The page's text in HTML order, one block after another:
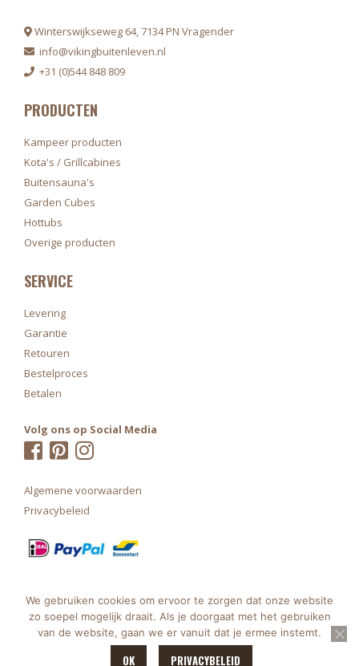
We gebruiken cookies om ervoor te zorgen dat onze website
zo soepel mogelijk draait. Als je doorgaat met het gebruiken
van de website, gaan we er vanuit dat je ermee instemt.
OK PRIVACYBELEID
Winterswijkseweg 64, 7134 PN Vragender
info@vikingbuitenleven.nl
+31 (0)544 848 809
PRODUCTEN
Kampeer producten
Kota's / Grillcabines
Buitensauna's
Garden Cubes
Hottubs
Overige producten
SERVICE
Levering
Garantie
Retouren
Bestelproces
Betalen
Volg ons op Social Media
Algemene voorwaarden
Privacybeleid